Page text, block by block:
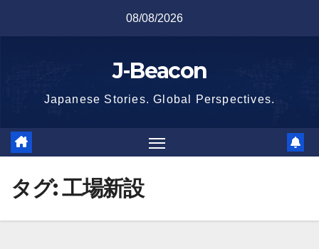
08/08/2026
J-Beacon
Japanese Stories. Global Perspectives.
タグ:工場新設